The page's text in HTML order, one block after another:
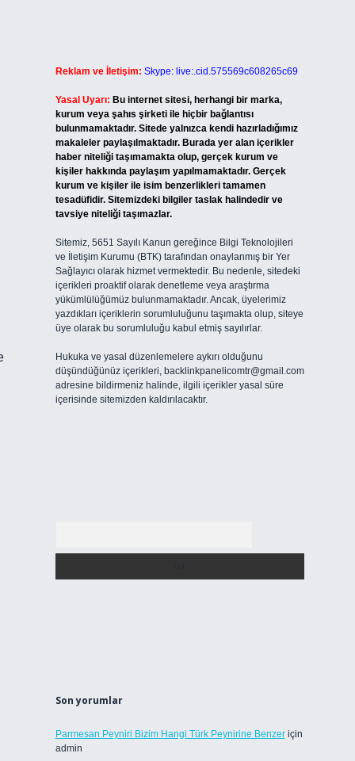
Reklam ve İletişim: Skype: live:.cid.575569c608265c69
Yasal Uyarı: Bu internet sitesi, herhangi bir marka,
kurum veya şahıs şirketi ile hiçbir bağlantısı
bulunmamaktadır. Sitede yalnızca kendi hazırladığımız
makaleler paylaşılmaktadır. Burada yer alan içerikler
haber niteliği taşımamakta olup, gerçek kurum ve
kişiler hakkında paylaşım yapılmamaktadır. Gerçek
kurum ve kişiler ile isim benzerlikleri tamamen
tesadüfidir. Sitemizdeki bilgiler taslak halindedir ve
tavsiye niteliği taşımazlar.
Sitemiz, 5651 Sayılı Kanun gereğince Bilgi Teknolojileri
ve İletişim Kurumu (BTK) tarafından onaylanmış bir Yer
Sağlayıcı olarak hizmet vermektedir. Bu nedenle, sitedeki
içerikleri proaktif olarak denetleme veya araştırma
yükümlülüğümüz bulunmamaktadır. Ancak, üyelerimiz
yazdıkları içeriklerin sorumluluğunu taşımakta olup, siteye
üye olarak bu sorumluluğu kabul etmiş sayılırlar.
Hukuka ve yasal düzenlemelere aykırı olduğunu
düşündüğünüz içerikleri, backlinkpanelicomtr@gmail.com
adresine bildirmeniz halinde, ilgili içerikler yasal süre
içerisinde sitemizden kaldırılacaktır.
Son yorumlar
Parmesan Peyniri Bizim Hangi Türk Peynirine Benzeriçin
admin